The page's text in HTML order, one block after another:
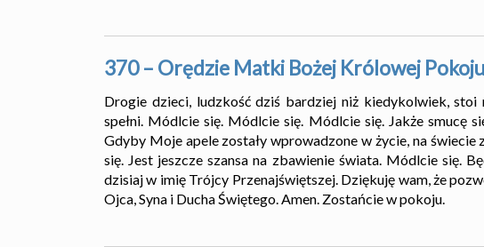
370 – Orędzie Matki Bożej Królowej
Drogie dzieci, ludzkość dziś bardziej niż kiedykolwiek,
spełni. Módlcie się. Módlcie się. Módlcie się. Jakże smucę
Gdyby Moje apele zostały wprowadzone w życie, na
się. Jest jeszcze szansa na zbawienie świata. Módlcie się.
dzisiaj w imię Trójcy Przenajświętszej. Dziękuję wam, że
Ojca, Syna i Ducha Świętego. Amen. Zostańcie w pokoju.